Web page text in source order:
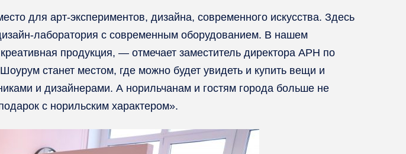
для арт-экспериментов, дизайна, современного искусства. Здесь
лаборатория с современным оборудованием. В нашем
продукция, — отмечает заместитель директора АРН по
станет местом, где можно будет увидеть и купить вещи и
и дизайнерами. А норильчанам и гостям города больше не
с норильским характером».